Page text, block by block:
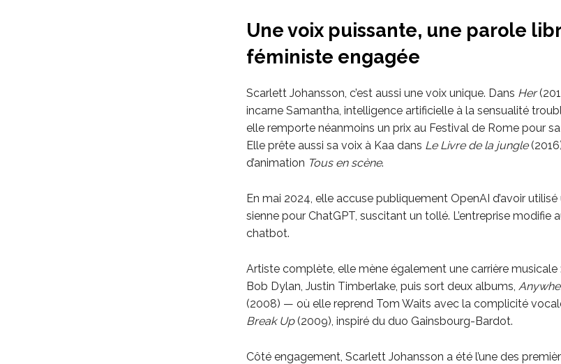
Une voix puissante, une parole
féministe engagée
Scarlett Johansson, c’est aussi une voix unique. Dans Her
incarne Samantha, intelligence artificielle à la sensualité
elle remporte néanmoins un prix au Festival de Rome pour
Elle prête aussi sa voix à Kaa dans Le Livre de la jungle
d’animation Tous en scène.
En mai 2024, elle accuse publiquement OpenAI d’avoir
sienne pour ChatGPT, suscitant un tollé. L’entreprise modifie
chatbot.
Artiste complète, elle mène également une carrière
Bob Dylan, Justin Timberlake, puis sort deux albums,
(2008) — où elle reprend Tom Waits avec la complicité
Break Up(2009), inspiré du duo Gainsbourg-Bardot.
Côté engagement, Scarlett Johansson a été l’une des